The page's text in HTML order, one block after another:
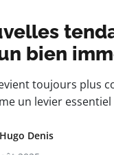
bien
toujours plus
un levier
Hugo Denis